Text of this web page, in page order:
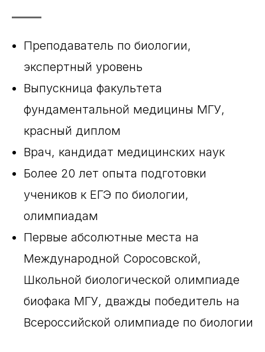
Преподаватель по биологии,
экспертный уровень
Выпускница факультета
фундаментальной медицины МГУ,
красный диплом
Врач, кандидат медицинских наук
Более 20 лет опыта подготовки
учеников к ЕГЭ по биологии,
олимпиадам
Первые абсолютные места на
Международной Соросовской,
Школьной биологической олимпиаде
биофака МГУ, дважды победитель на
Всероссийской олимпиаде по биологии